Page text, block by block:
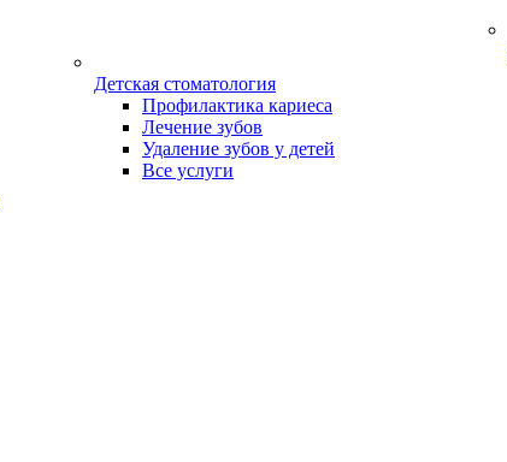
Детская стоматология
Профилактика кариеса
Лечение зубов
Удаление зубов у детей
Все услуги